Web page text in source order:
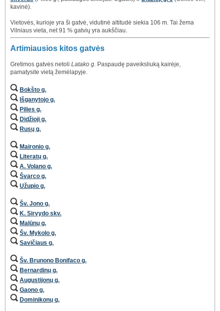
kavinė).
Vietovės, kurioje yra ši gatvė, vidutinė altitudė siekia 106 m. Tai žema
Vilniaus vieta, net 91 % gatvių yra aukščiau.
Artimiausios kitos gatvės
Gretimos gatvės netoli Latako g. Paspaudę paveiksliuką kairėje,
pamatysite vietą žemėlapyje.
Bokšto g.
Išganytojo g.
Pilies g.
Didžioji g.
Rusų g.
Maironio g.
Literatų g.
A. Volano g.
Švarco g.
Užupio g.
Šv. Jono g.
K. Sirvydo skv.
Malūnų g.
Šv. Mykolo g.
Savičiaus g.
Šv. Brunono Bonifaco g.
Bernardinų g.
Augustijonų g.
Gaono g.
Dominikonų g.